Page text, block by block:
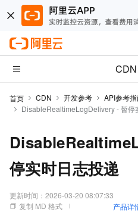
CDN
首页 CDN 开发参考 API参考
DisableRealtimeLogDelivery - 暂停
停实时日志投递
更新时间： 2026-03-20 08:07:33
复制 MD 格式
产品详